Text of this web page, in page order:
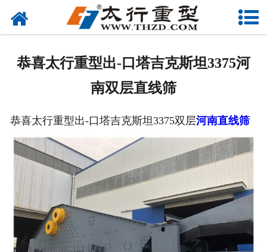
网站首页
新闻资讯
联系我们
恭喜太行重型出-口塔吉克斯坦3375河
南双层直线筛
恭喜太行重型出-口塔吉克斯坦3375双层河南直线筛